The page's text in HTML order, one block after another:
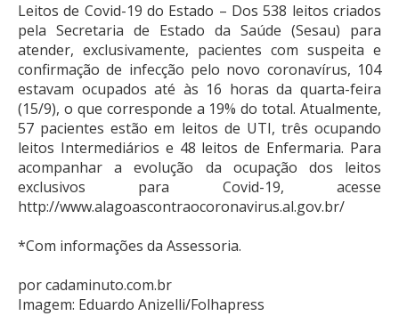
Leitos de Covid-19 do Estado – Dos 538 leitos criados
pela Secretaria de Estado da Saúde (Sesau) para
atender, exclusivamente, pacientes com suspeita e
confirmação de infecção pelo novo coronavírus, 104
estavam ocupados até às 16 horas da quarta-feira
(15/9), o que corresponde a 19% do total. Atualmente,
57 pacientes estão em leitos de UTI, três ocupando
leitos Intermediários e 48 leitos de Enfermaria. Para
acompanhar a evolução da ocupação dos leitos
exclusivos para Covid-19, acesse
http://www.alagoascontraocoronavirus.al.gov.br/
*Com informações da Assessoria.
por cadaminuto.com.br
Imagem: Eduardo Anizelli/Folhapress